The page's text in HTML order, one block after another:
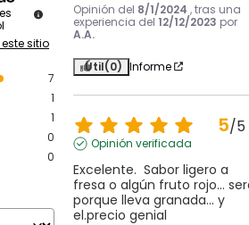
sitio
7
1
1
0
0
Opinión del 8/1/2024 , tras una
experiencia del 12/12/2023 por
A.A.
Útil(0) Informe
5/5
Opinión verificada
Excelente.  Sabor ligero a
fresa o algún fruto rojo...
porque lleva granada... y
el.precio genial